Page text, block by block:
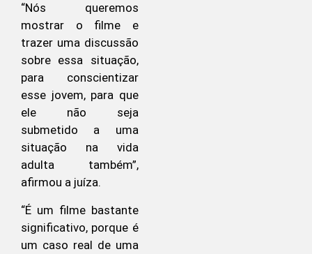
“Nós queremos
mostrar o filme e
trazer uma discussão
sobre essa situação,
para conscientizar
esse jovem, para que
ele não seja
submetido a uma
situação na vida
adulta também”,
afirmou a juíza.
“É um filme bastante
significativo, porque é
um caso real de uma